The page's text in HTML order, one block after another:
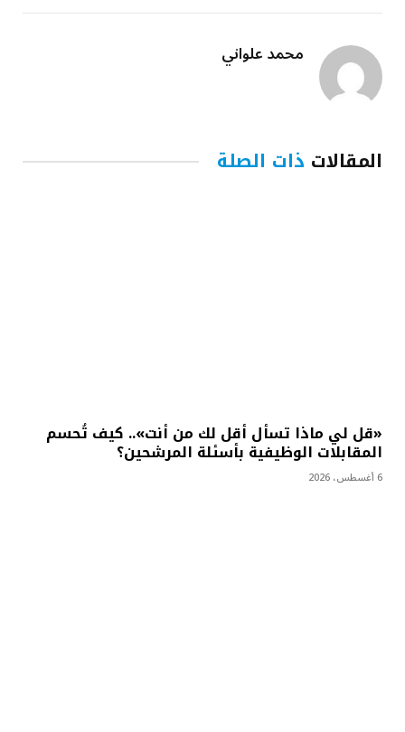
محمد علواني
المقالات ذات الصلة
«قل لي ماذا تسأل أقل لك من أنت».. كيف تُحسم
المقابلات الوظيفية بأسئلة المرشحين؟
6 أغسطس، 2026